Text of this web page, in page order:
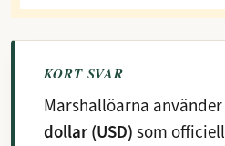
KORT SVAR
Marshallöarna använder
dollar (USD) som